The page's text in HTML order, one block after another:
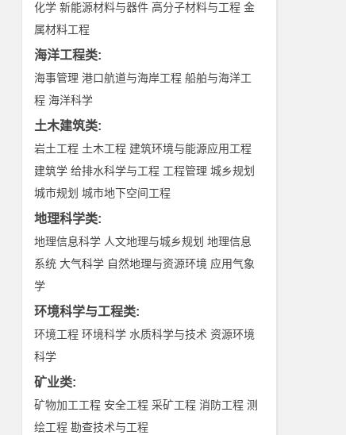
化学 新能源材料与器件 高分子材料与工程 金
属材料工程
海洋工程类:
海事管理 港口航道与海岸工程 船舶与海洋工
程 海洋科学
土木建筑类:
岩土工程 土木工程 建筑环境与能源应用工程
建筑学 给排水科学与工程 工程管理 城乡规划
城市规划 城市地下空间工程
地理科学类:
地理信息科学 人文地理与城乡规划 地理信息
系统 大气科学 自然地理与资源环境 应用气象
学
环境科学与工程类:
环境工程 环境科学 水质科学与技术 资源环境
科学
矿业类:
矿物加工工程 安全工程 采矿工程 消防工程 测
绘工程 勘查技术与工程